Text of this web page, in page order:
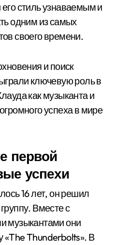
стиль узнаваемым и
одним из самых
своего времени.
и поиск
ключевую роль в
как музыканта и
успеха в мире
первой
успехи
16 лет, он решил
Вместе с
музыкантами они
«The Thunderbolts». В